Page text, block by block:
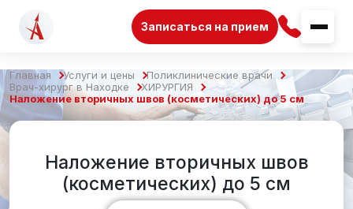
Записаться на прием
Главная Услуги и цены
Поликлинические врачи
Врач-хирург в Находке
ХИРУРГИЯ
Наложение вторичных швов (косметических) до 5 см
Наложение вторичных швов
(косметических) до 5 см